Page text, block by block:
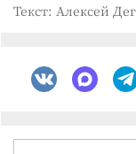
Текст: Алексей